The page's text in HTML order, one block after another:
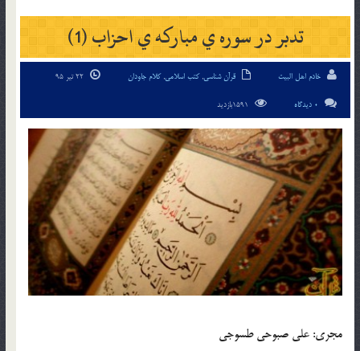
تدبر در سوره ي مبارکه ي احزاب (1)
خادم اهل البیت قرآن شناسی,کتب اسلامی,کلام جاودان
0 دیدگاه
مجري: علي صبوحي طسوجي